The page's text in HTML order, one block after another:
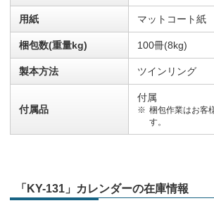
用紙 マットコート紙
梱包数(重量kg) 100冊(8kg)
製本方法 ツインリング
付属品
付属
梱包作業はお客
す。
「KY-131」カレンダーの在庫情報